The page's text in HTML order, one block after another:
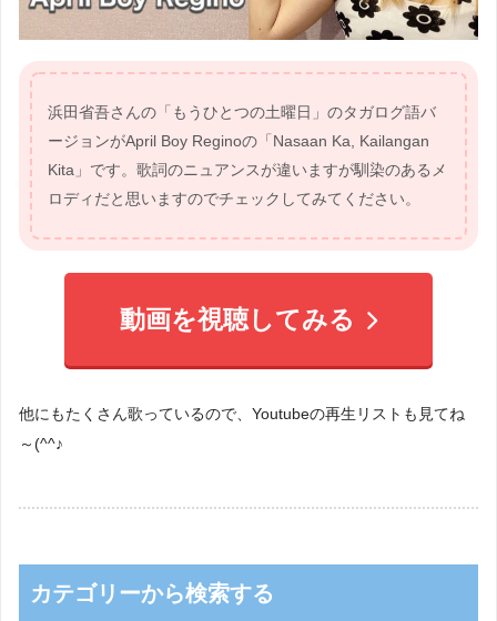
浜田省吾さんの「もうひとつの土曜日」のタガログ語バ
ージョンがApril Boy Reginoの「Nasaan Ka, Kailangan
Kita」です。歌詞のニュアンスが違いますが馴染のあるメ
ロディだと思いますのでチェックしてみてください。
動画を視聴してみる
他にもたくさん歌っているので、Youtubeの再生リストも見てね
～(^^♪
カテゴリーから検索する